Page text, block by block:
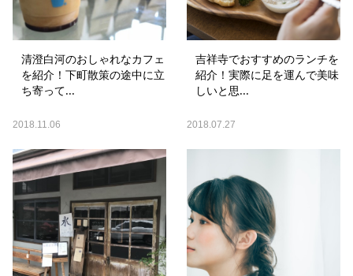
清澄白河のおしゃれなカフェ
を紹介！下町散策の途中に立
ち寄って...
2018.11.06
吉祥寺でおすすめのランチを
紹介！実際に足を運んで美味
しいと思...
2018.07.27